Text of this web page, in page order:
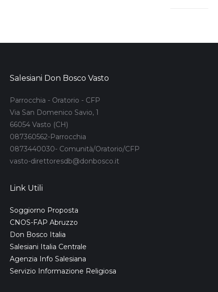
Salesiani Don Bosco Vasto
Parrocchia - Oratorio - CFP
Via San Domenico Savio, 1
66054 Vasto (CH)
087360562-Parrocchia
0873440030- Comunità/Oratorio/CFP
vasto-direttoresdb@donbosco.it
Link Utili
Soggiorno Proposta
CNOS-FAP Abruzzo
Don Bosco Italia
Salesiani Italia Centrale
Agenzia Info Salesiana
Servizio Informazione Religiosa